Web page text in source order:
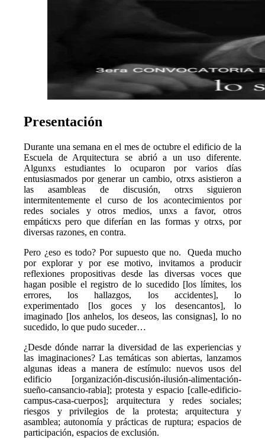
Presentación
Durante una semana en el mes de octubre el edificio de la
Escuela de Arquitectura se abrió a un uso diferente.
Algunxs estudiantes lo ocuparon por varios días
entusiasmados por generar un cambio, otrxs asistieron a
las asambleas de discusión, otrxs siguieron
intermitentemente el curso de los acontecimientos por
redes sociales y otros medios, unxs a favor, otros
empáticxs pero que diferían en las formas y otrxs, por
diversas razones, en contra.
Pero ¿eso es todo? Por supuesto que no. Queda mucho
por explorar y por ese motivo, invitamos a producir
reflexiones propositivas desde las diversas voces que
hagan posible el registro de lo sucedido [los límites, los
errores, los hallazgos, los accidentes], lo
experimentado [los goces y los desencantos], lo
imaginado [los anhelos, los deseos, las consignas], lo no
sucedido, lo que pudo suceder…
¿Desde dónde narrar la diversidad de las experiencias y
las imaginaciones? Las temáticas son abiertas, lanzamos
algunas ideas a manera de estímulo: nuevos usos del
edificio [organización-discusión-ilusión-alimentación-
sueño-cansancio-rabia]; protesta y espacio [calle-edificio-
campus-casa-cuerpos]; arquitectura y redes sociales;
riesgos y privilegios de la protesta; arquitectura y
asamblea; autonomía y prácticas de ruptura; espacios de
participación, espacios de exclusión.